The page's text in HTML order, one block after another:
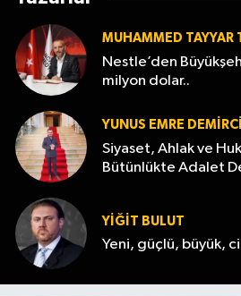
MUHAMMED TAYYAR
Nestle’den
milyon dolar..
YUNUS EMRE DEMIRCI
Siyaset, Ahlak ve
Bütünlükte Adalet
YİĞİT BULUT
Yeni, güçlü, büyük,